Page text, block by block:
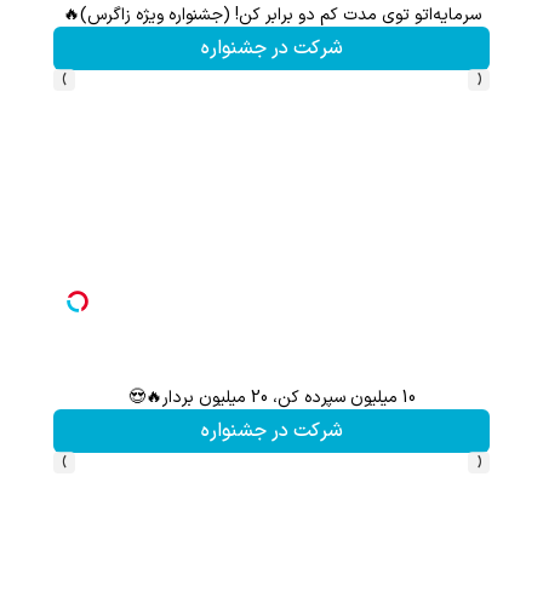
سرمایه‌اتو توی مدت کم دو برابر کن! (جشنواره ویژه زاگرس)🔥
شرکت در جشنواره
‹
›
10 میلیون سپرده کن، 20 میلیون بردار🔥😍
شرکت در جشنواره
‹
›